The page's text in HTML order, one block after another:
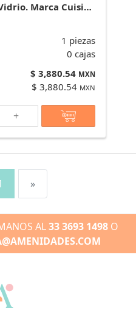
Vaporera Digital de Vidrio. Marca Cuisinart
1 piezas
0 cajas
$ 3,880.54 MXN
$ 3,880.54 MXN
+
»
AL33 3693 1498O